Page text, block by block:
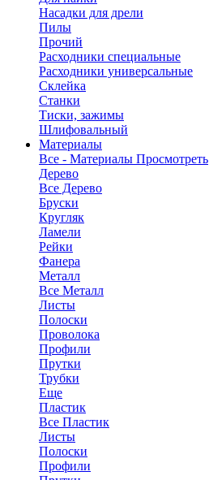
Насадки для дрели
Пилы
Прочий
Расходники специальные
Расходники универсальные
Склейка
Станки
Тиски, зажимы
Шлифовальный
Материалы
Все - Материалы Просмотреть
Дерево
Все Дерево
Бруски
Кругляк
Ламели
Рейки
Фанера
Металл
Все Металл
Листы
Полоски
Проволока
Профили
Прутки
Трубки
Еще
Пластик
Все Пластик
Листы
Полоски
Профили